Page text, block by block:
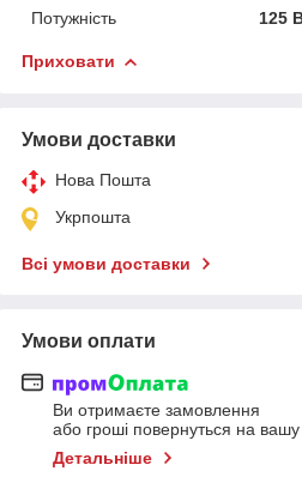
Потужність 125
Приховати
Умови доставки
Нова Пошта
Укрпошта
Всі умови доставки
Умови оплати
Ви отримаєте замовлення
або гроші повернуться на вашу
Детальніше